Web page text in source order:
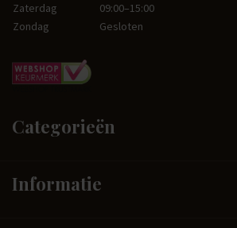
Zaterdag
09:00–15:00
Zondag
Gesloten
Categorieën
Informatie